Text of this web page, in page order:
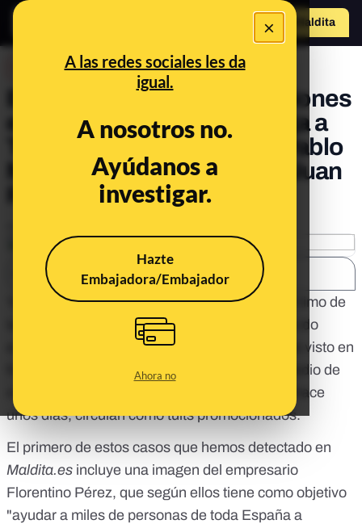
×
A las redes sociales les da
igual.
A nosotros no.
Ayúdanos a
investigar.
Hazte
Embajadora/Embajador
Ahora no
Hazte Maldita
El timo de las falsas inversiones
en bitcoin se actualiza: llega a
Twitter y usa las caras de Pablo
Motos, Florentino Pérez y Juan
SHARE:
Ya os hemos hablado en varias ocasiones del
timo de
las falsas inversiones en bitcoin
y de cómo ha ido
evolucionando a lo largo del tiempo. Lo hemos visto en
forma de web que imita la apariencia de un medio de
y, desde hace
unos días, circulan como tuits promocionados.
El primero de estos casos que hemos detectado en
Maldita.es incluye una imagen del empresario
Florentino Pérez, que según ellos tiene como objetivo
"ayudar a miles de personas de toda España a